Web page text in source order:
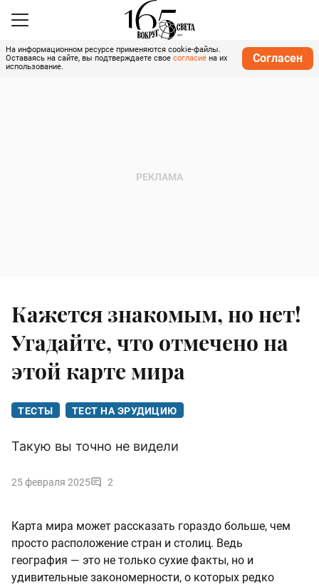
На информационном ресурсе применяются cookie-файлы.
Оставаясь на сайте, вы подтверждаете свое согласие на их
использование.
Согласен
Кажется знакомым, но нет!
Угадайте, что отмечено на
этой карте мира
ТЕСТЫ ТЕСТ НА ЭРУДИЦИЮ
Такую вы точно не видели
25 февраля 2025 2
Карта мира может рассказать гораздо больше, чем
просто расположение стран и столиц. Ведь
география — это не только сухие факты, но и
удивительные закономерности, о которых редко